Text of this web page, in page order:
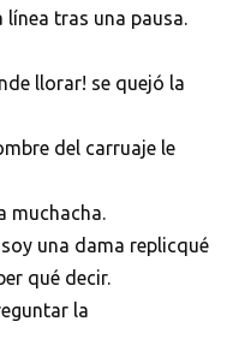
tras una pausa.
llorar! se quejó la
del carruaje le
muchacha.
una dama replicqué
qué decir.
la